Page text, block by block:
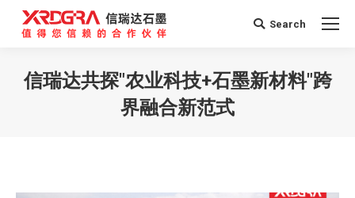
Search:
Search
信瑞达共探"农业科技+石墨新材料"跨
界融合新范式